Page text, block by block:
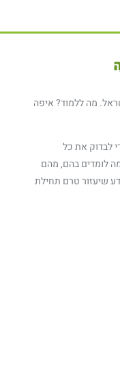
מה ללמוד? איפה
לבדוק את כל
לומדים בהם, מהם
שיעזור טרם תחילת